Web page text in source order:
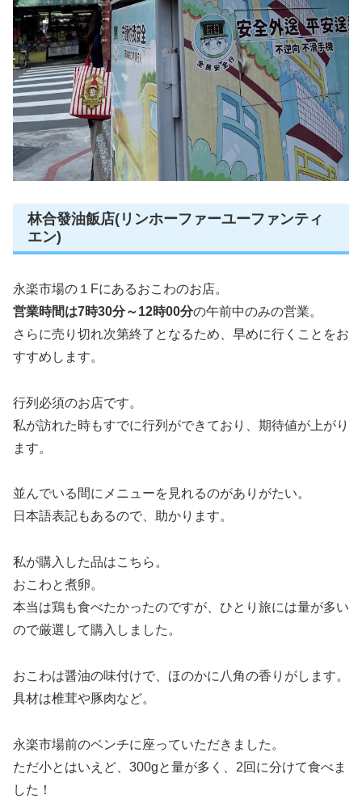
林合發油飯店(リンホーファーユーファンティ
エン)
永楽市場の１Fにあるおこわのお店。
営業時間は7時30分～12時00分の午前中のみの営業。
さらに売り切れ次第終了となるため、早めに行くことをお
すすめします。
行列必須のお店です。
私が訪れた時もすでに行列ができており、期待値が上がり
ます。
並んでいる間にメニューを見れるのがありがたい。
日本語表記もあるので、助かります。
私が購入した品はこちら。
おこわと煮卵。
本当は鶏も食べたかったのですが、ひとり旅には量が多い
ので厳選して購入しました。
おこわは醤油の味付けで、ほのかに八角の香りがします。
具材は椎茸や豚肉など。
永楽市場前のベンチに座っていただきました。
ただ小とはいえど、300gと量が多く、2回に分けて食べま
した！